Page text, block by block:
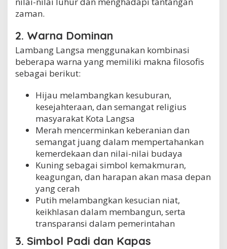
zaman.
2. Warna Dominan
Lambang Langsa menggunakan kombinasi
beberapa warna yang memiliki makna filosofis
sebagai berikut:
Hijau melambangkan kesuburan,
kesejahteraan, dan semangat religius
masyarakat Kota Langsa
Merah mencerminkan keberanian dan
semangat juang dalam mempertahankan
kemerdekaan dan nilai-nilai budaya
Kuning sebagai simbol kemakmuran,
keagungan, dan harapan akan masa depan
yang cerah
Putih melambangkan kesucian niat,
keikhlasan dalam membangun, serta
transparansi dalam pemerintahan
3. Simbol Padi dan Kapas